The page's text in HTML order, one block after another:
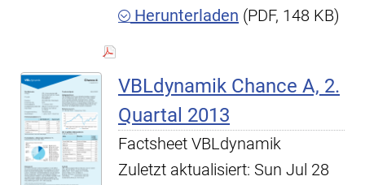
Herunterladen (PDF, 148 KB)
VBLdynamik Chance A, 2.
Quartal 2013
Factsheet VBLdynamik
Zuletzt aktualisiert: Sun Jul 28